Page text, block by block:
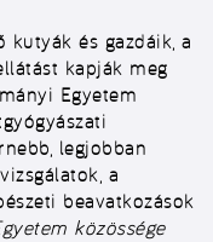
kutyák és gazdáik, a
kapják meg
Egyetem
legjobban
a
beavatkozások
közössége